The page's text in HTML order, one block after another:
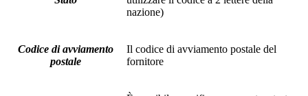
nazione)
Codice di avviamento
postale
Il codice di avviamento postale del
fornitore